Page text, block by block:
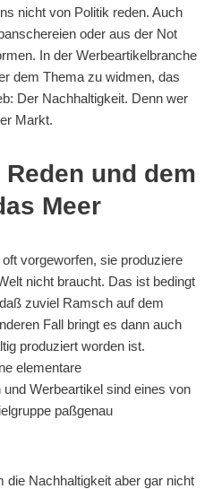
nicht von Politik reden. Auch
oder aus der Not
In der Werbeartikelbranche
dem Thema zu widmen, das
Der Nachhaltigkeit. Denn wer
Markt.
und dem
Meer
vorgeworfen, sie produziere
nicht braucht. Das ist bedingt
zuviel Ramsch auf dem
Fall bringt es dann auch
produziert worden ist.
elementare
Werbeartikel sind eines von
paßgenau
die Nachhaltigkeit aber gar nicht